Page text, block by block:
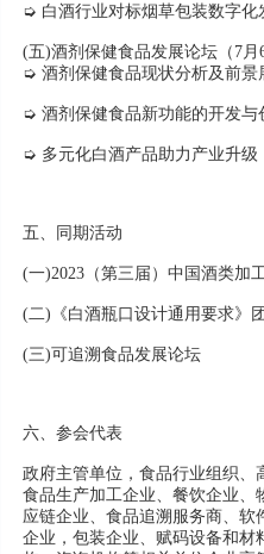
➭ 白酒行业对标烟草包装数字化
(五)酒剂保健食品发展论坛（7月
➭ 酒剂保健食品现状分析及前景
➭ 酒剂保健食品新功能的开发与
➭ 多元化白酒产品助力产业升级
五、同期活动
(一)2023（第三届）中国酒类加
(二)《白酒瓶口设计通用要求》
(三)可追溯食品发展论坛
六、参会代表
政府主管单位，食品行业组织、
食品生产加工企业、餐饮企业、
应链企业、食品追溯服务商、软
企业，包装企业、赋码设备和材